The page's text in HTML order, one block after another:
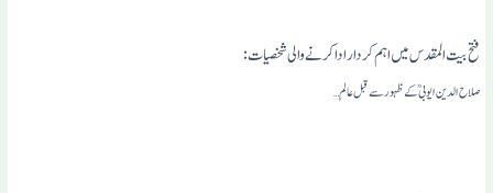
فتح بیت المقدس میں اہم کردار ادا کرنے والی شخصیات:
صلاح الدین ایوبی ؒ کے ظہور سے قبل عالمِ…